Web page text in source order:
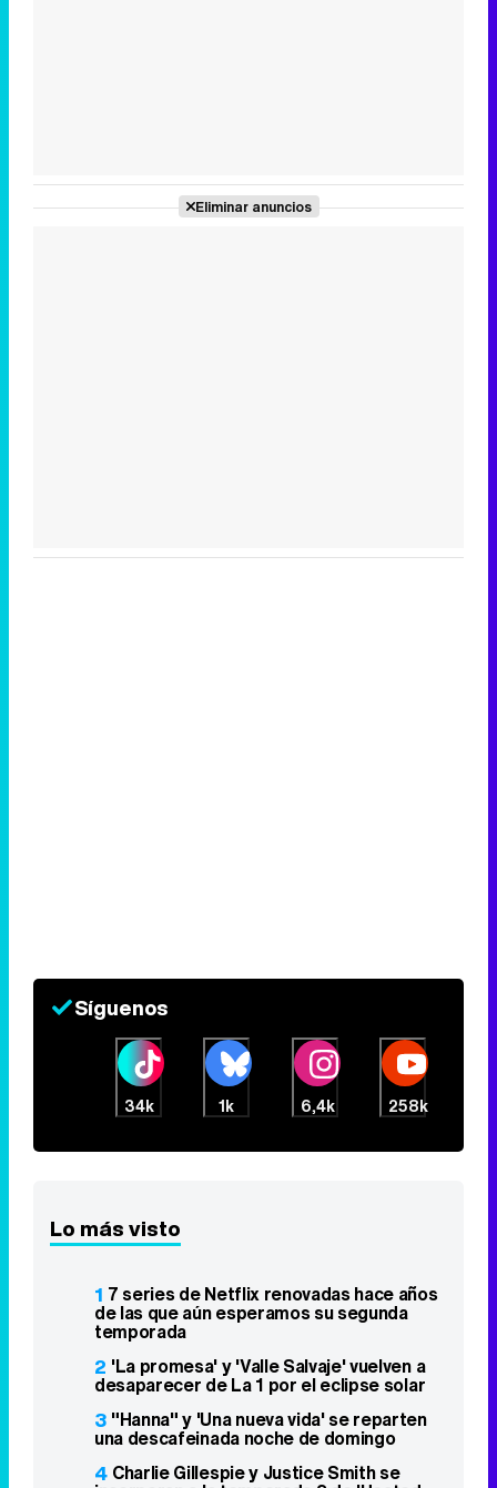
Eliminar anuncios
Síguenos
34k 1k 6,4k 258k
Lo más visto
1 7 series de Netflix renovadas hace años
de las que aún esperamos su segunda
temporada
2 'La promesa' y 'Valle Salvaje' vuelven a
desaparecer de La 1 por el eclipse solar
3 "Hanna" y 'Una nueva vida' se reparten
una descafeinada noche de domingo
4 Charlie Gillespie y Justice Smith se